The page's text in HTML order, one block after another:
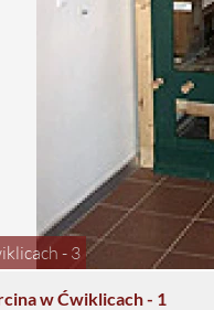
- 3
w Ćwiklicach - 1